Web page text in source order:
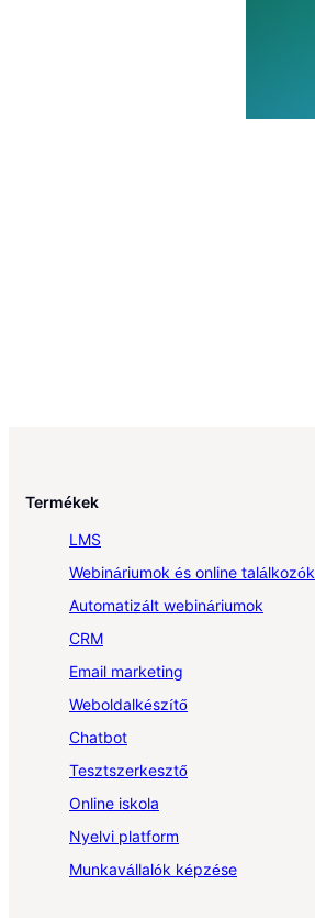
Termékek
LMS
Webináriumok és online találkozók
Automatizált webináriumok
CRM
Email marketing
Weboldalkészítő
Chatbot
Tesztszerkesztő
Online iskola
Nyelvi platform
Munkavállalók képzése